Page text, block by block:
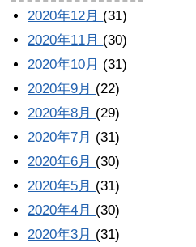
2020年12月 (31)
2020年11月 (30)
2020年10月 (31)
2020年9月 (22)
2020年8月 (29)
2020年7月 (31)
2020年6月 (30)
2020年5月 (31)
2020年4月 (30)
2020年3月 (31)